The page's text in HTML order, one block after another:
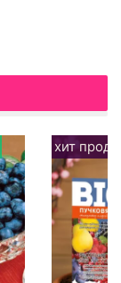
хит